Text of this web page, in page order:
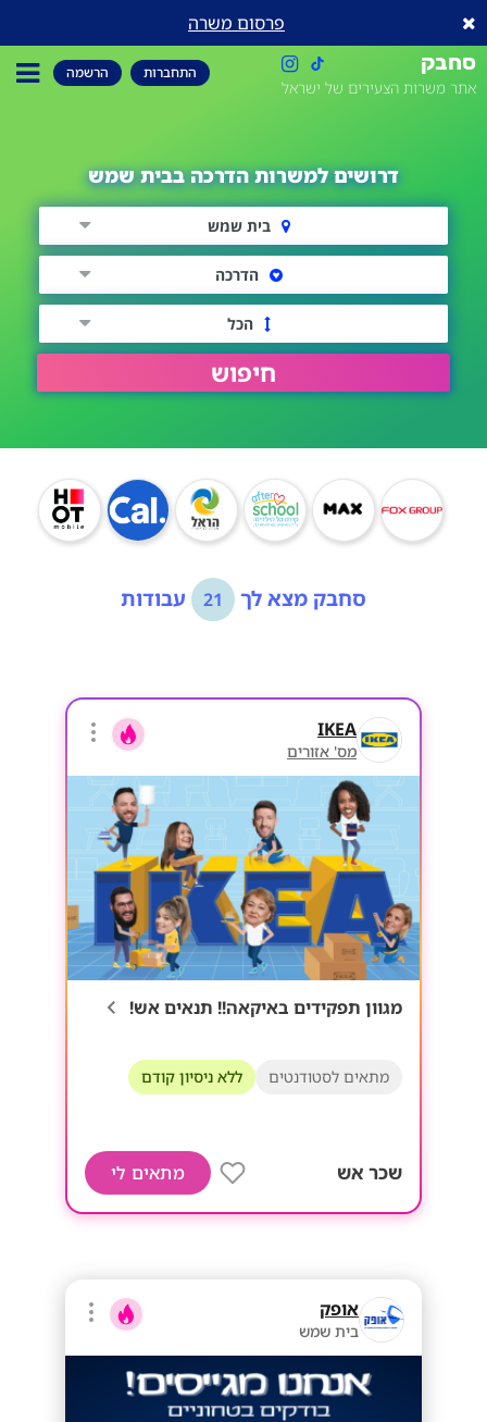
פרסום משרה
סחבק
אתר משרות הצעירים של ישראל
התחברות הרשמה
דרושים למשרות הדרכה בבית שמש
בית שמש
הדרכה
הכל
חיפוש
סחבק מצא לך 21 עבודות
IKEA
מס' אזורים
מגוון תפקידים באיקאה!! תנאים אש!
מתאים לסטודנטים ללא ניסיון קודם
שכר אש מתאים לי
אופק
בית שמש